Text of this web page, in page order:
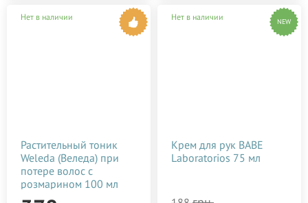
Нет в наличии
Растительный тоник
Weleda (Веледа) при
потере волос с
розмарином 100 мл
Нет в наличии NEW
Крем для рук BABE
Laboratorios 75 мл